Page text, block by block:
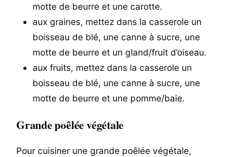
motte de beurre et une carotte.
aux graines, mettez dans la casserole un
boisseau de blé, une canne à sucre, une
motte de beurre et un gland/fruit d’oiseau.
aux fruits, mettez dans la casserole un
boisseau de blé, une canne à sucre, une
motte de beurre et une pomme/baie.
Grande poêlée végétale
Pour cuisiner une grande poêlée végétale,